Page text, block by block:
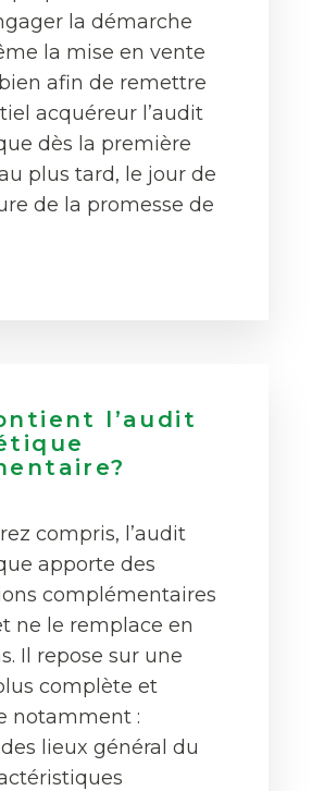
la démarche
la mise en vente
afin de remettre
acquéreur l’audit
dès la première
plus tard, le jour de
de la promesse de
l’audit
compris, l’audit
apporte des
complémentaires
ne le remplace en
Il repose sur une
complète et
notamment :
lieux général du